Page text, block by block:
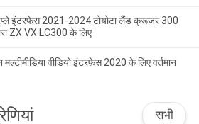
इंटरफेस 2021-2024 टोयोटा लैंड क्रूजर 300
ZX VX LC300 के लिए
वीडियो इंटरफ़ेस 2020 के लिए वर्तमान
सभी